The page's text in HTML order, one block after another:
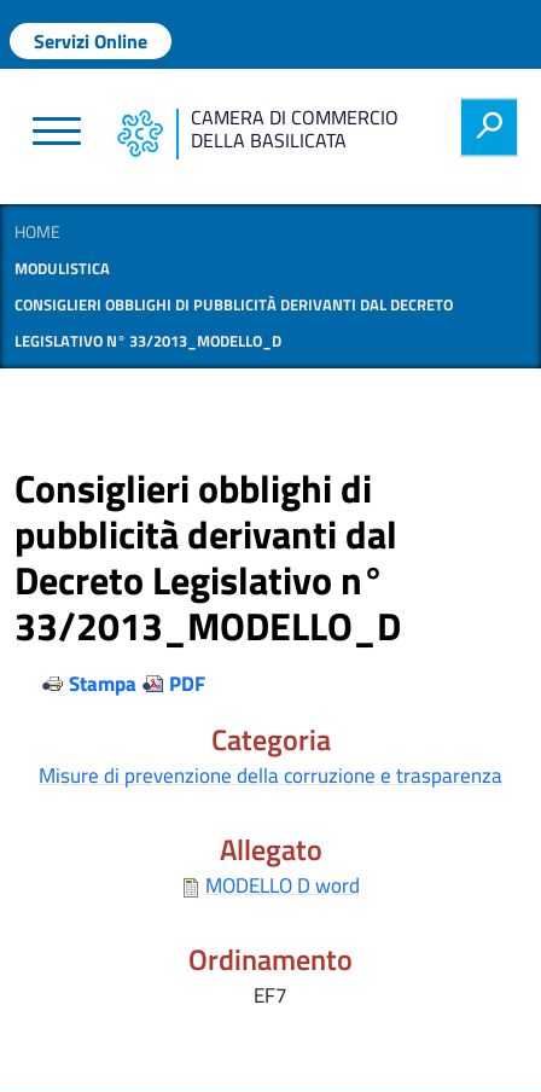
Menu profilo utente
Servizi Online
CAMERA DI COMMERCIO
DELLA BASILICATA h
HOME
MODULISTICA
CONSIGLIERI OBBLIGHI DI PUBBLICITÀ DERIVANTI DAL DECRETO
LEGISLATIVO N° 33/2013_MODELLO_D
Consiglieri obblighi di
pubblicità derivanti dal
Decreto Legislativo n°
33/2013_MODELLO_D
Stampa PDF
Categoria
Misure di prevenzione della corruzione e trasparenza
Allegato
MODELLO D word
Ordinamento
EF7